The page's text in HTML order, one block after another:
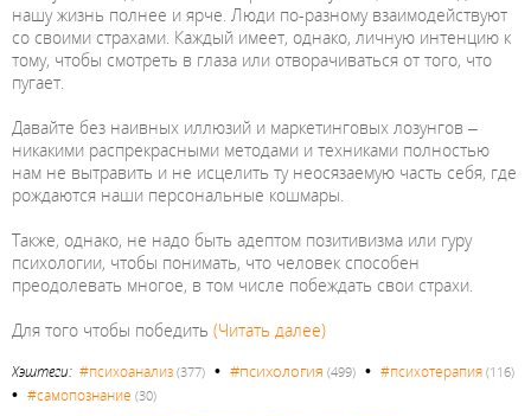
нашу жизнь полнее и ярче. Люди по-разному взаимодействуют
со своими страхами. Каждый имеет, однако, личную интенцию к
тому, чтобы смотреть в глаза или отворачиваться от того, что
пугает.
Давайте без наивных иллюзий и маркетинговых лозунгов –
никакими распрекрасными методами и техниками полностью
нам не вытравить и не исцелить ту неосязаемую часть себя, где
рождаются наши персональные кошмары.
Также, однако, не надо быть адептом позитивизма или гуру
психологии, чтобы понимать, что человек способен
преодолевать многое, в том числе побеждать свои страхи.
Для того чтобы победить (Читать далее)
Хэштеги: #психоанализ (377) • #психология (499) • #психотерапия (116)
• #самопознание (30)